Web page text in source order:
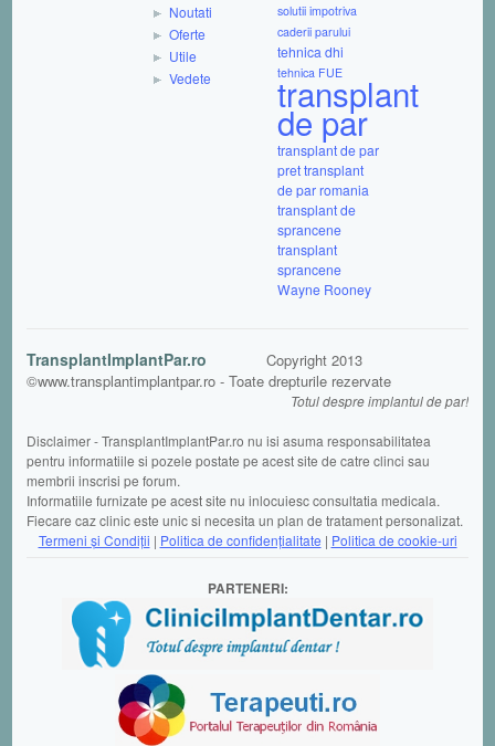
Noutati
Oferte
Utile
Vedete
solutii impotriva
caderii parului
tehnica dhi
tehnica FUE
transplant
de par
transplant de par
prettransplant
de par romania
transplant de
sprancene
transplant
sprancene
Wayne Rooney
TransplantImplantPar.ro
Copyright 2013
©www.transplantimplantpar.ro - Toate drepturile rezervate
Totul despre implantul de par!
Disclaimer - TransplantImplantPar.ro nu isi asuma responsabilitatea
pentru informatiile si pozele postate pe acest site de catre clinci sau
membrii inscrisi pe forum.
Informatiile furnizate pe acest site nu inlocuiesc consultatia medicala.
Fiecare caz clinic este unic si necesita un plan de tratament personalizat.
Termeni şi Condiții | Politica de confidențialitate | Politica de cookie-uri
PARTENERI: